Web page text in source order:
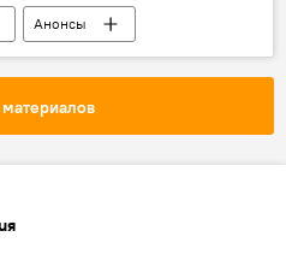
Анонсы
Госсекретарь США пообещала поддержку территориальной целостности Грузии